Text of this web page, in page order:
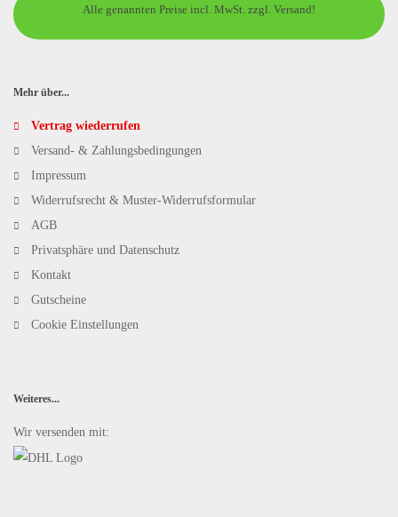
Alle genannten Preise incl. MwSt. zzgl. Versand!
Mehr über...
Vertrag wiederrufen
Versand- & Zahlungsbedingungen
Impressum
Widerrufsrecht & Muster-Widerrufsformular
AGB
Privatsphäre und Datenschutz
Kontakt
Gutscheine
Cookie Einstellungen
Weiteres...
Wir versenden mit: